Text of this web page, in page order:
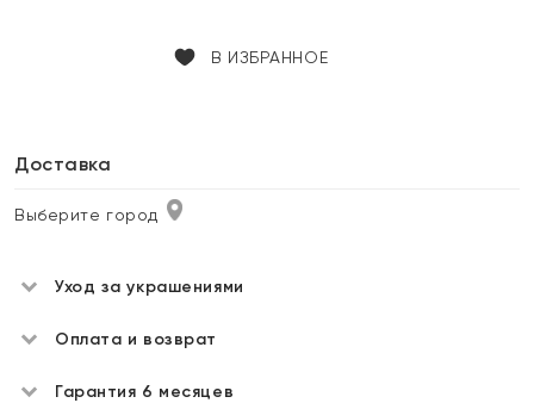
В ИЗБРАННОЕ
Доставка
Выберите город
Уход за украшениями
Оплата и возврат
Гарантия 6 месяцев